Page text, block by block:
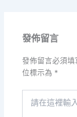
發佈留言
發佈留言必須填
位標示為 *